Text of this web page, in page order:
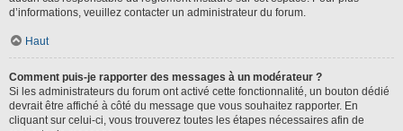
d’informations, veuillez contacter un administrateur du forum.
Haut
Comment puis-je rapporter des messages à un modérateur ?
Si les administrateurs du forum ont activé cette fonctionnalité, un bouton dédié
devrait être affiché à côté du message que vous souhaitez rapporter. En
cliquant sur celui-ci, vous trouverez toutes les étapes nécessaires afin de